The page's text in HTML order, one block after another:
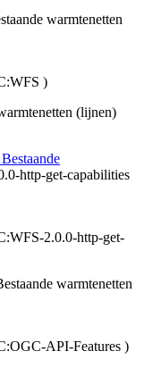
warmtenetten
)
(lijnen)
http-get-capabilities
2.0.0-http-get-
warmtenetten
API-Features )